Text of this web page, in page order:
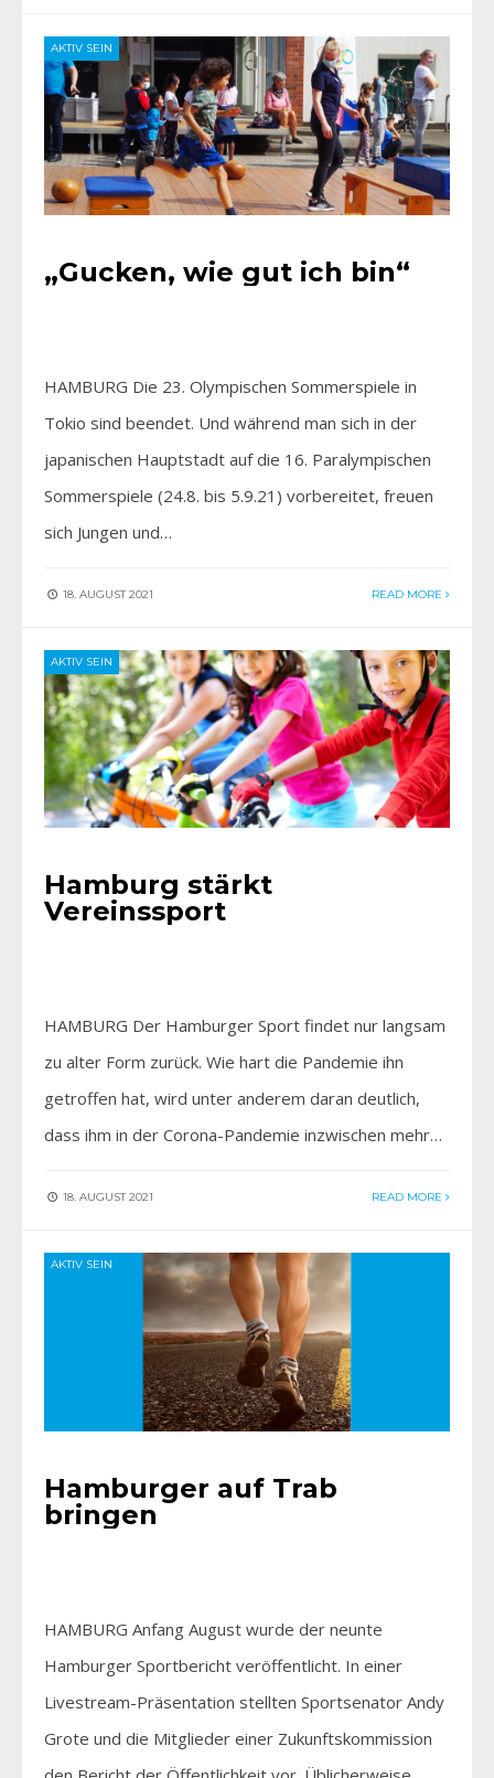
AKTIV SEIN
„Gucken, wie gut ich bin“
HAMBURG Die 23. Olympischen Sommerspiele in
Tokio sind beendet. Und während man sich in der
japanischen Hauptstadt auf die 16. Paralympischen
Sommerspiele (24.8. bis 5.9.21) vorbereitet, freuen
sich Jungen und…
18. AUGUST 2021 READ MORE
AKTIV SEIN
Hamburg stärkt
Vereinssport
HAMBURG Der Hamburger Sport findet nur langsam
zu alter Form zurück. Wie hart die Pandemie ihn
getroffen hat, wird unter anderem daran deutlich,
dass ihm in der Corona-Pandemie inzwischen mehr…
18. AUGUST 2021 READ MORE
AKTIV SEIN
Hamburger auf Trab
bringen
HAMBURG Anfang August wurde der neunte
Hamburger Sportbericht veröffentlicht. In einer
Livestream-Präsentation stellten Sportsenator Andy
Grote und die Mitglieder einer Zukunftskommission